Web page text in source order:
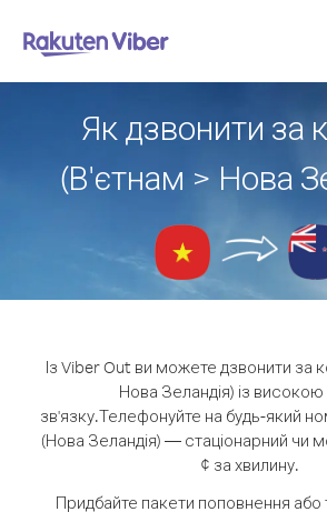
Як дзвонити за
(В'єтнам > Нова
Із Viber Out ви можете дзвонити за
Нова Зеландія) із високою
зв'язку.Телефонуйте на будь-який
(Нова Зеландія) — стаціонарний чи
¢ за хвилину.
Придбайте пакети поповнення або